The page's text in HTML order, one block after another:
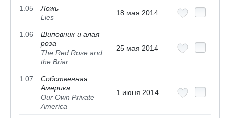
1.05
Ложь
Lies
18 мая 2014
1.06
Шиповник и алая
роза
The Red Rose and
the Briar
25 мая 2014
1.07
Собственная
Америка
Our Own Private
America
1 июня 2014